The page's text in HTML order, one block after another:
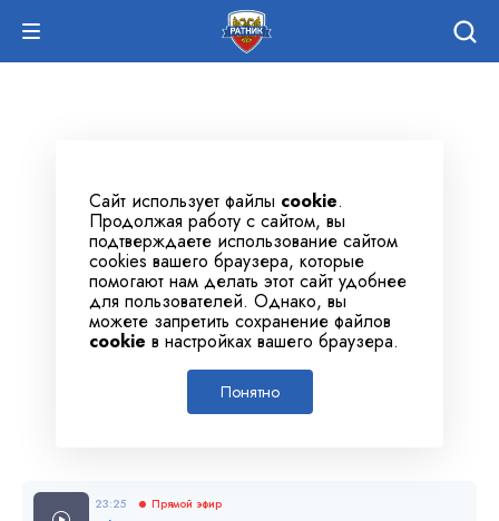
Сайт использует файлы cookie.
Продолжая работу с сайтом, вы
подтверждаете использование сайтом
cookies вашего браузера, которые
помогают нам делать этот сайт удобнее
для пользователей. Однако, вы
можете запретить сохранение файлов
cookie в настройках вашего браузера.
Понятно
23:25 Прямой эфир